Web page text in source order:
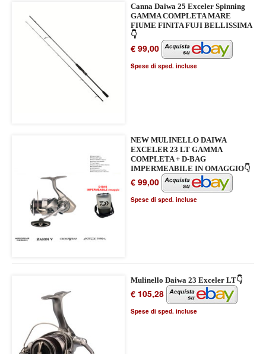
Canna Daiwa 25 Exceler Spinning
GAMMA COMPLETA MARE
FIUME FINITA FUJI BELLISSIMA
👇
€ 99,00
Spese di sped. incluse
NEW MULINELLO DAIWA
EXCELER 23 LT GAMMA
COMPLETA + D-BAG
IMPERMEABILE IN OMAGGIO👇
€ 99,00
Spese di sped. incluse
Mulinello Daiwa 23 Exceler LT👇
€ 105,28
Spese di sped. incluse